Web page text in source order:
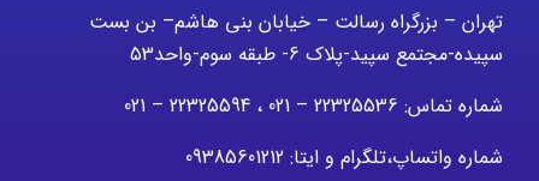
تهران – بزرگراه رسالت – خیابان بنی هاشم– بن بست
سپیده-مجتمع سپید-پلاک 6- طبقه سوم-واحد53
شماره تماس: 22325536 – 021 ، 22325594 – 021
شماره واتساپ،تلگرام و ایتا: 09385601212